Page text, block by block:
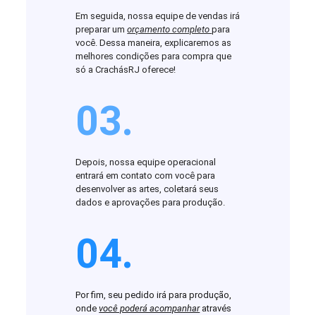
Em seguida, nossa equipe de vendas irá
preparar umorçamento completopara
você. Dessa maneira, explicaremos as
melhores condições para compra que
só a CrachásRJ oferece!
03.
Depois, nossa equipe operacional
entrará em contato com você para
desenvolver as artes, coletará seus
dados e aprovações para produção.
04.
Por fim, seu pedido irá para produção,
ondevocê poderá acompanharatravés